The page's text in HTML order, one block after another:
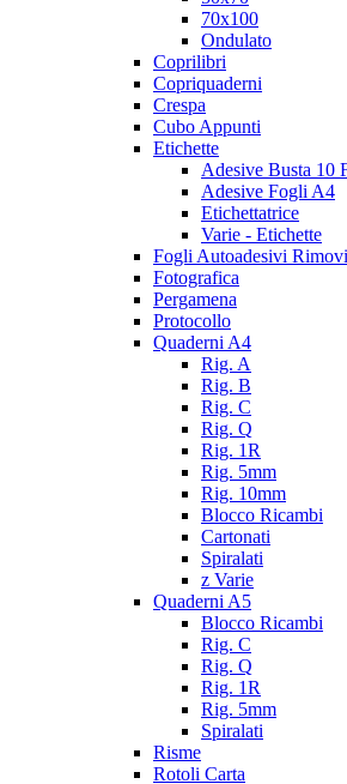
70x100
Ondulato
Coprilibri
Copriquaderni
Crespa
Cubo Appunti
Etichette
Adesive Busta 10
Adesive Fogli A4
Etichettatrice
Varie - Etichette
Fogli Autoadesivi
Fotografica
Pergamena
Protocollo
Quaderni A4
Rig. A
Rig. B
Rig. C
Rig. Q
Rig. 1R
Rig. 5mm
Rig. 10mm
Blocco Ricambi
Cartonati
Spiralati
z Varie
Quaderni A5
Blocco Ricambi
Rig. C
Rig. Q
Rig. 1R
Rig. 5mm
Spiralati
Risme
Rotoli Carta